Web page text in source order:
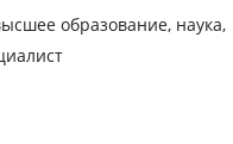
образование, наука,